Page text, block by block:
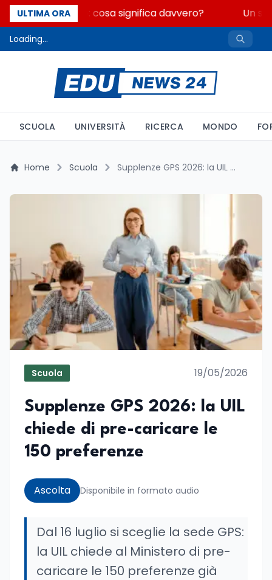
ULTIMA ORA
Fondo perduto: cosa significa davvero? Un
Loading...
SCUOLA UNIVERSITÀ RICERCA MONDO
Home Scuola Supplenze GPS 2026: la UIL chiede di pre-caricare le 150 preferenze
Scuola 19/05/2026
Supplenze GPS 2026: la UIL
chiede di pre-caricare le
150 preferenze
Ascolta Disponibile in formato audio
Dal 16 luglio si sceglie la sede GPS:
la UIL chiede al Ministero di pre-
caricare le 150 preferenze già